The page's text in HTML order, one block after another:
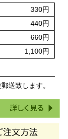
330円
440円
660円
1,100円
送致します。